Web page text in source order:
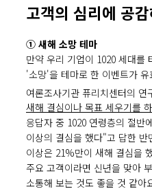
고객의 심리에 공
① 새해 소망 테마
만약 우리 기업이 1020 세대를
'소망'을 테마로 한 이벤트가
여론조사기관 퓨리치센터의 연
새해 결심이나 목표 세우기를
응답자 중 1020 연령층의 절반
이상의 결심을 했다"고 답한
이상은 21%만이 새해 결심을
주요 고객이라면 신년을 맞아
소통해 보는 것도 좋을 것 같아